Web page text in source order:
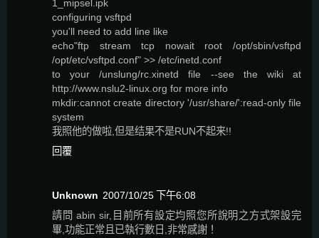
1_mipsel.ipk
configuring vsftpd
you'll need to add line like
echo"ftp stream tcp nowait root /opt/sbin/vsftpd
/opt/etc/vsftpd.conf" >> /etc/inetd.conf
to your /unslung/rc.xinetd file --see the wiki at
http://www.nslu2-linux.org for more info
mkdir:cannot create directory '/usr/share/':read-only file
system
我照他的做啦,但是结果不是RUN不起来!!
回覆
Unknown 2007/10/25 下午6:08
請問 abin sir,目前所有設定均照您所說明之方式架設完
畢,功能正常且已執行數日,非常感謝！